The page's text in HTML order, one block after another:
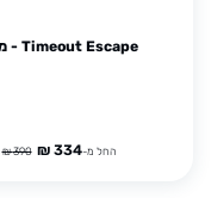
Timeout Escape - מפעל הממתקים חדר בריחה בפתח תקווה
החל מ-334 ₪
390 ₪